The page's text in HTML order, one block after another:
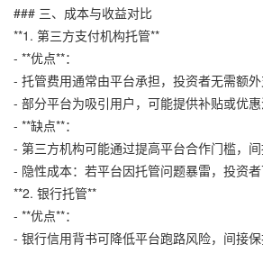
### 三、成本与收益对比
**1. 第三方支付机构托管**
- **优点**：
- 托管费用通常由平台承担，投资者无需额外
- 部分平台为吸引用户，可能提供补贴或优惠
- **缺点**：
- 第三方机构可能通过提高平台合作门槛，间
- 隐性成本：若平台因托管问题暴雷，投资者
**2. 银行托管**
- **优点**：
- 银行信用背书可降低平台跑路风险，间接保